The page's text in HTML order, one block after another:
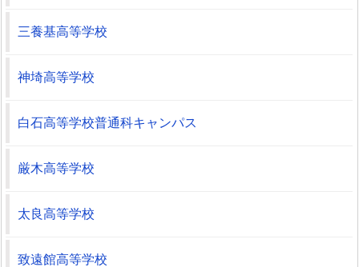
三養基高等学校
神埼高等学校
白石高等学校普通科キャンパス
厳木高等学校
太良高等学校
致遠館高等学校